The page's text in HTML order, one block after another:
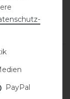
PayPal